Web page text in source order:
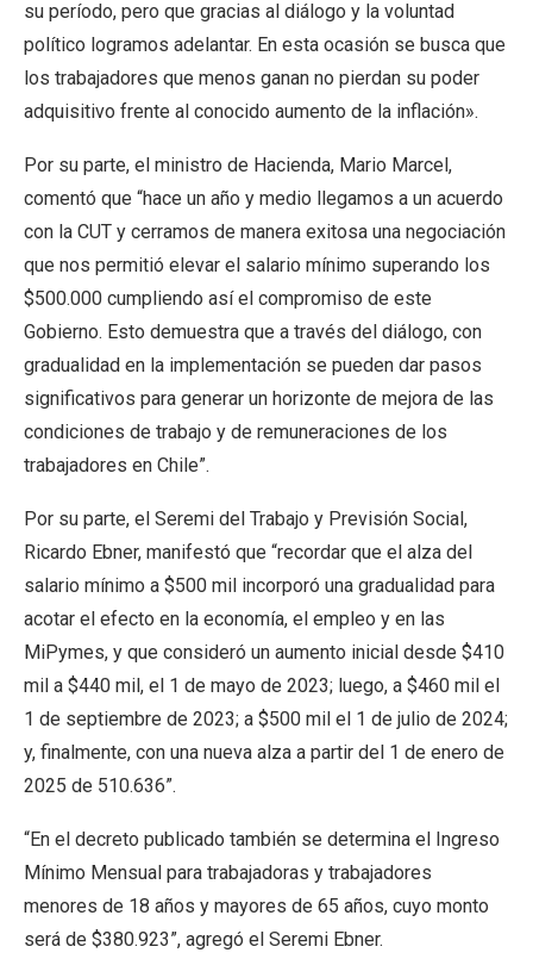
su período, pero que gracias al diálogo y la voluntad
político logramos adelantar. En esta ocasión se busca que
los trabajadores que menos ganan no pierdan su poder
adquisitivo frente al conocido aumento de la inflación».
Por su parte, el ministro de Hacienda, Mario Marcel,
comentó que “hace un año y medio llegamos a un acuerdo
con la CUT y cerramos de manera exitosa una negociación
que nos permitió elevar el salario mínimo superando los
$500.000 cumpliendo así el compromiso de este
Gobierno. Esto demuestra que a través del diálogo, con
gradualidad en la implementación se pueden dar pasos
significativos para generar un horizonte de mejora de las
condiciones de trabajo y de remuneraciones de los
trabajadores en Chile”.
Por su parte, el Seremi del Trabajo y Previsión Social,
Ricardo Ebner, manifestó que “recordar que el alza del
salario mínimo a $500 mil incorporó una gradualidad para
acotar el efecto en la economía, el empleo y en las
MiPymes, y que consideró un aumento inicial desde $410
mil a $440 mil, el 1 de mayo de 2023; luego, a $460 mil el
1 de septiembre de 2023; a $500 mil el 1 de julio de 2024;
y, finalmente, con una nueva alza a partir del 1 de enero de
2025 de 510.636”.
“En el decreto publicado también se determina el Ingreso
Mínimo Mensual para trabajadoras y trabajadores
menores de 18 años y mayores de 65 años, cuyo monto
será de $380.923”, agregó el Seremi Ebner.